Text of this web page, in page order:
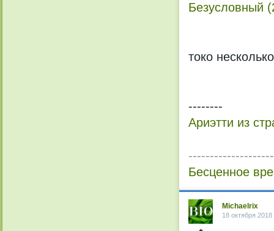
Безусловный
токо
--------
Ариэтти из
--------------------
Бесценное
Michaelrix
18 октября 2018